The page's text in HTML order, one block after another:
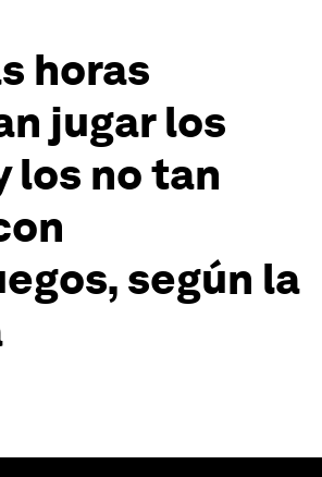
horas
jugar los
los no tan
según la